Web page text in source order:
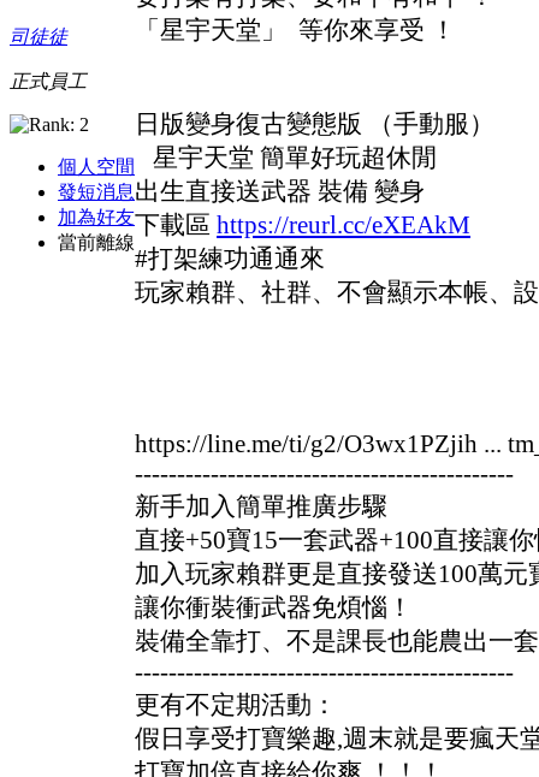
司徒徒
正式員工
個人空間
發短消息
加為好友
當前離線
「星宇天堂」 等你來享受 ！
日版變身復古變態版 （手動服）
星宇天堂 簡單好玩超休閒
出生直接送武器 裝備 變身
下載區 https://reurl.cc/eXEAkM
#打架練功通通來
玩家賴群、社群、不會顯示本帳、
https://line.me/ti/g2/O3wx1PZjih ...
---------------------------------------------
新手加入簡單推廣步驟
直接+50寶15一套武器+100直接讓
加入玩家賴群更是直接發送100萬元
讓你衝裝衝武器免煩惱！
裝備全靠打、不是課長也能農出一
---------------------------------------------
更有不定期活動：
假日享受打寶樂趣,週末就是要瘋天